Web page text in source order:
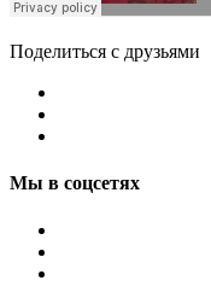
Поделиться с друзьями
Мы в соцсетях